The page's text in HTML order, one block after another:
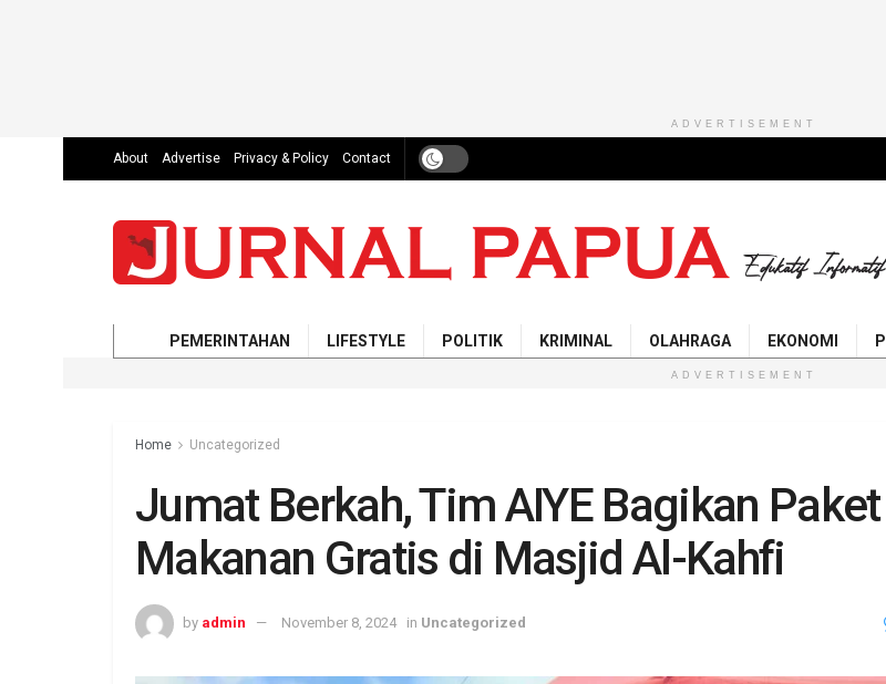
ADVERTISEMENT
About Advertise Privacy & Policy Contact
PEMERINTAHAN LIFESTYLE POLITIK KRIMINAL OLAHRAGA EKONOMI
ADVERTISEMENT
Home Uncategorized
Jumat Berkah, Tim AIYE Bagikan Paket
Makanan Gratis di Masjid Al-Kahfi
by admin November 8, 2024 in Uncategorized